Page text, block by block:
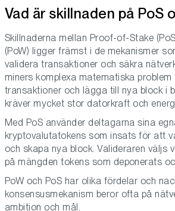
Vad är skillnaden på PoS
Skillnaderna mellan Proof-of-Stake
(PoW) ligger främst i de mekanismer
validera transaktioner och säkra
miners komplexa matematiska
transaktioner och lägga till nya block i
kräver mycket stor datorkraft och
Med PoS använder deltagarna sina
kryptovalutatokens som insats för att
och skapa nya block. Valideraren väljs
på mängden tokens som deponerats
PoW och PoS har olika fördelar och
konsensusmekanism beror ofta på
ambition och mål.